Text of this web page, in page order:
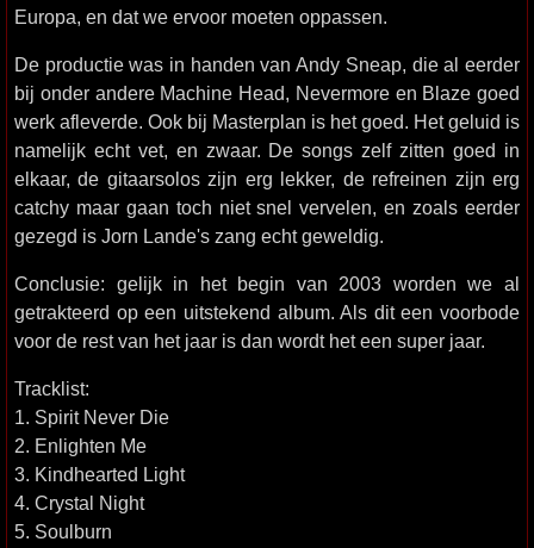
Europa, en dat we ervoor moeten oppassen.
De productie was in handen van Andy Sneap, die al eerder
bij onder andere Machine Head, Nevermore en Blaze goed
werk afleverde. Ook bij Masterplan is het goed. Het geluid is
namelijk echt vet, en zwaar. De songs zelf zitten goed in
elkaar, de gitaarsolos zijn erg lekker, de refreinen zijn erg
catchy maar gaan toch niet snel vervelen, en zoals eerder
gezegd is Jorn Lande's zang echt geweldig.
Conclusie: gelijk in het begin van 2003 worden we al
getrakteerd op een uitstekend album. Als dit een voorbode
voor de rest van het jaar is dan wordt het een super jaar.
Tracklist:
1. Spirit Never Die
2. Enlighten Me
3. Kindhearted Light
4. Crystal Night
5. Soulburn